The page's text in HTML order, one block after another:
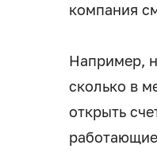
компания
Например,
сколько в
открыть